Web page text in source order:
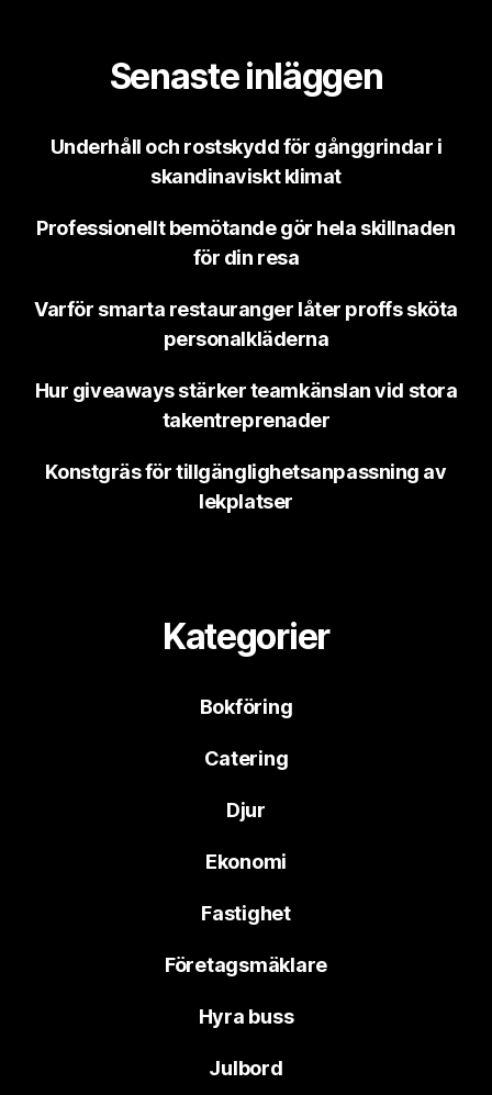
Senaste inläggen
Underhåll och rostskydd för gånggrindar i
skandinaviskt klimat
Professionellt bemötande gör hela skillnaden
för din resa
Varför smarta restauranger låter proffs sköta
personalkläderna
Hur giveaways stärker teamkänslan vid stora
takentreprenader
Konstgräs för tillgänglighetsanpassning av
lekplatser
Kategorier
Bokföring
Catering
Djur
Ekonomi
Fastighet
Företagsmäklare
Hyra buss
Julbord